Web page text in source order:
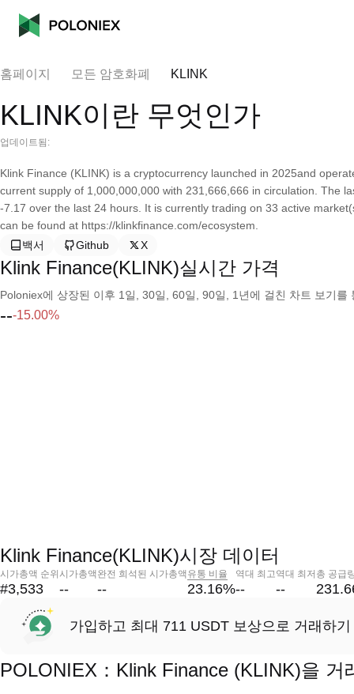
홈페이지 모든 암호화폐 KLINK
KLINK이란 무엇인가
업데이트됨:
Klink Finance (KLINK) is a cryptocurrency launched in 2025and
current supply of 1,000,000,000 with 231,666,666 in circulation. The
-7.17 over the last 24 hours. It is currently trading on 33 active
can be found at https://klinkfinance.com/ecosystem.
백서
Github X
Klink Finance(KLINK)실시간 가격
Poloniex에 상장된 이후 1일, 30일, 60일, 90일, 1년에 걸친 차트 보기
---15.00%
Klink Finance(KLINK)시장 데이터
시가총액 순위
#3,533
시가총액
--
완전 희석된 시가총액
--
유통 비율
23.16%
역대 최고
--
역대 최저
--
총 공급
가입하고 최대 711 USDT 보상으로 거래하기
POLONIEX：Klink Finance (KLINK)을